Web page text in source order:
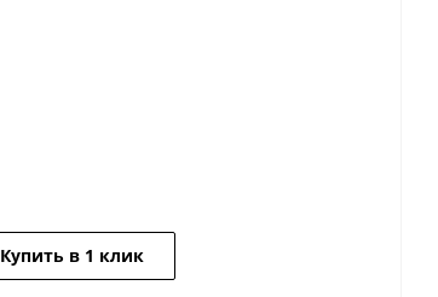
Купить в 1 клик